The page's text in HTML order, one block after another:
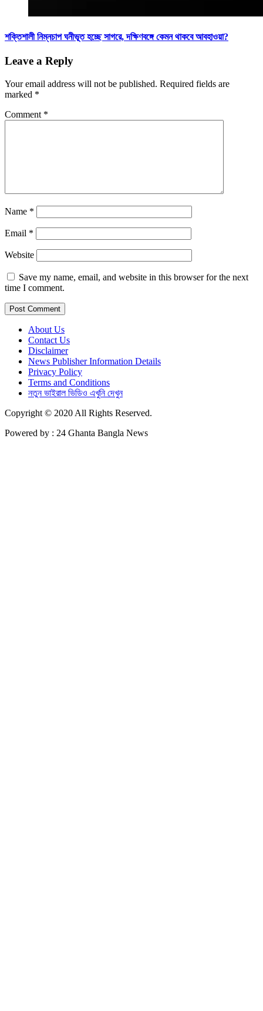
শক্তিশালী নিম্নচাপ ঘনীভূত হচ্ছে সাগরে, দক্ষিণবঙ্গে কেমন থাকবে আবহাওয়া?
Leave a Reply
Your email address will not be published. Required fields are
marked *
Comment *
Name *
Email *
Website
Save my name, email, and website in this browser for the next
time I comment.
About Us
Contact Us
Disclaimer
News Publisher Information Details
Privacy Policy
Terms and Conditions
নতুন ভাইরাল ভিডিও এখুনি দেখুন
Copyright © 2020 All Rights Reserved.
Powered by : 24 Ghanta Bangla News